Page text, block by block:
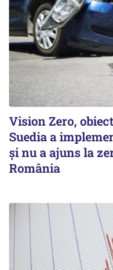
Vision Zero,
Suedia a
şi nu a ajuns la
România